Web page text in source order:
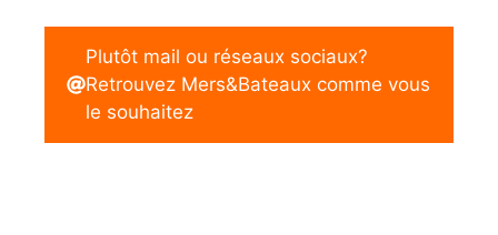
Plutôt mail ou réseaux sociaux?
Retrouvez Mers&Bateaux comme vous
le souhaitez